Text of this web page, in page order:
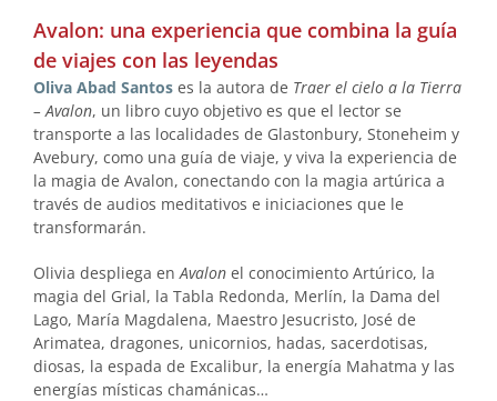
Avalon: una experiencia que combina la guía
de viajes con las leyendas
Oliva Abad Santos es la autora de Traer el cielo a la Tierra
– Avalon, un libro cuyo objetivo es que el lector se
transporte a las localidades de Glastonbury, Stoneheim y
Avebury, como una guía de viaje, y viva la experiencia de
la magia de Avalon, conectando con la magia artúrica a
través de audios meditativos e iniciaciones que le
transformarán.
Olivia despliega enAvalon el conocimiento Artúrico, la
magia del Grial, la Tabla Redonda, Merlín, la Dama del
Lago, María Magdalena, Maestro Jesucristo, José de
Arimatea, dragones, unicornios, hadas, sacerdotisas,
diosas, la espada de Excalibur, la energía Mahatma y las
energías místicas chamánicas…